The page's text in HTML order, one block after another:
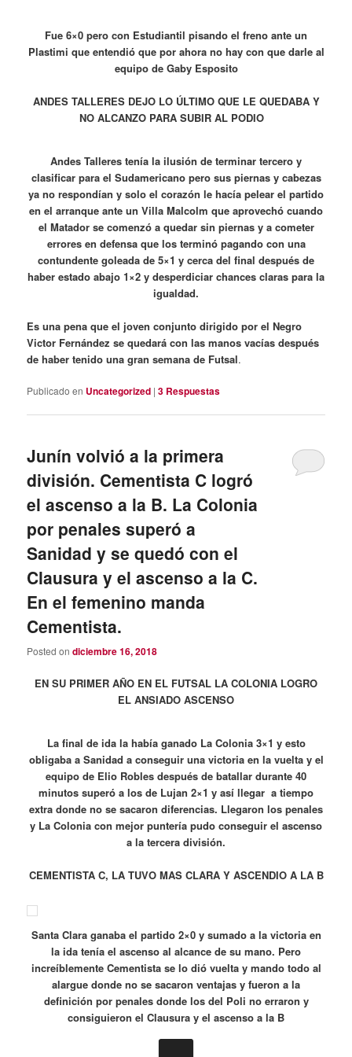
Fue 6×0 pero con Estudiantil pisando el freno ante un
Plastimi que entendió que por ahora no hay con que darle al
equipo de Gaby Esposito
ANDES TALLERES DEJO LO ÚLTIMO QUE LE QUEDABA Y
NO ALCANZO PARA SUBIR AL PODIO
Andes Talleres tenía la ilusión de terminar tercero y
clasificar para el Sudamericano pero sus piernas y cabezas
ya no respondían y solo el corazón le hacía pelear el partido
en el arranque ante un Villa Malcolm que aprovechó cuando
el Matador se comenzó a quedar sin piernas y a cometer
errores en defensa que los terminó pagando con una
contundente goleada de 5×1 y cerca del final después de
haber estado abajo 1×2 y desperdiciar chances claras para la
igualdad.
Es una pena que el joven conjunto dirigido por el Negro
Victor Fernández se quedará con las manos vacías después
de haber tenido una gran semana de Futsal.
Publicado en Uncategorized |3 Respuestas
Junín volvió a la primera
división. Cementista C logró
el ascenso a la B. La Colonia
por penales superó a
Sanidad y se quedó con el
Clausura y el ascenso a la C.
En el femenino manda
Cementista.
Posted ondiciembre 16, 2018
EN SU PRIMER AÑO EN EL FUTSAL LA COLONIA LOGRO
EL ANSIADO ASCENSO
La final de ida la había ganado La Colonia 3×1 y esto
obligaba a Sanidad a conseguir una victoria en la vuelta y el
equipo de Elio Robles después de batallar durante 40
minutos superó a los de Lujan 2×1 y así llegar a tiempo
extra donde no se sacaron diferencias. Llegaron los penales
y La Colonia con mejor puntería pudo conseguir el ascenso
a la tercera división.
CEMENTISTA C, LA TUVO MAS CLARA Y ASCENDIO A LA B
Santa Clara ganaba el partido 2×0 y sumado a la victoria en
la ida tenía el ascenso al alcance de su mano. Pero
increíblemente Cementista se lo dió vuelta y mando todo al
alargue donde no se sacaron ventajas y fueron a la
definición por penales donde los del Poli no erraron y
consiguieron el Clausura y el ascenso a la B